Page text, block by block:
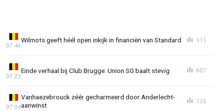
Wilmots geeft héél open inkijk in financiën van Standard
07:46
111
Einde verhaal bij Club Brugge: Union SG baalt stevig
07:23
607
Vanhaezebrouck zéér gecharmeerd door Anderlecht-
aanwinst
07:04
133